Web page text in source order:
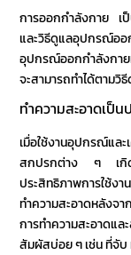
การออกกำลังกาย เป็
และวิธีดูแลอุปกรณ์ออ
อุปกรณ์ออกกำลังกา
จะสามารถทำได้ตามวิ
ทำความสะอาดเป็น
เมื่อใช้งานอุปกรณ์แล
สกปรกต่าง ๆ เกิด
ประสิทธิภาพการใช้ง
ทำความสะอาดหลังจ
การทำความสะอาดแ
สัมผัสบ่อย ๆ เช่น ที่จับ